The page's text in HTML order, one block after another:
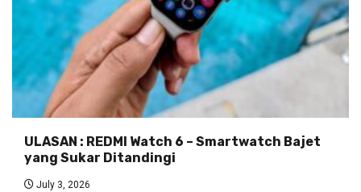
ULASAN : REDMI Watch 6 – Smartwatch Bajet
yang Sukar Ditandingi
July 3, 2026